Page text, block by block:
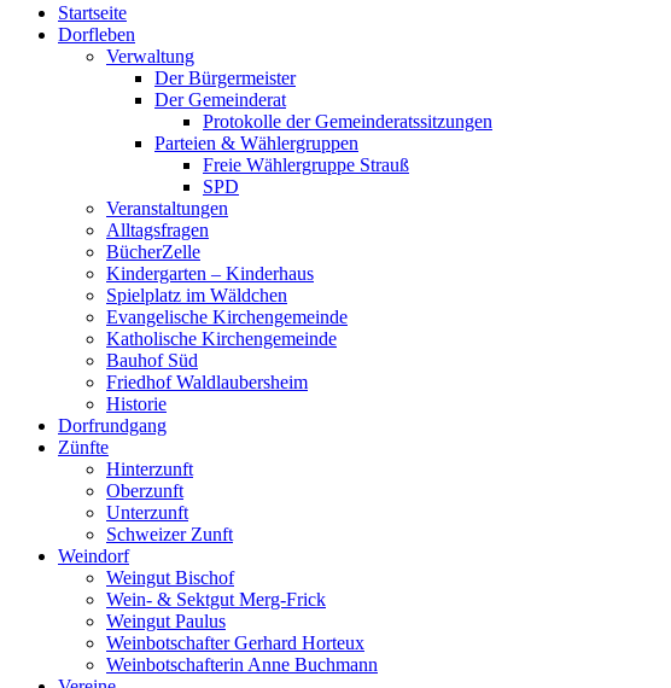
oben
scrollen
Startseite
Dorfleben
Verwaltung
Der Bürgermeister
Der Gemeinderat
Protokolle der Gemeinderatssitzungen
Parteien & Wählergruppen
Freie Wählergruppe Strauß
SPD
Veranstaltungen
Alltagsfragen
BücherZelle
Kindergarten – Kinderhaus
Spielplatz im Wäldchen
Evangelische Kirchengemeinde
Katholische Kirchengemeinde
Bauhof Süd
Friedhof Waldlaubersheim
Historie
Dorfrundgang
Zünfte
Hinterzunft
Oberzunft
Unterzunft
Schweizer Zunft
Weindorf
Weingut Bischof
Wein- & Sektgut Merg-Frick
Weingut Paulus
Weinbotschafter Gerhard Horteux
Weinbotschafterin Anne Buchmann